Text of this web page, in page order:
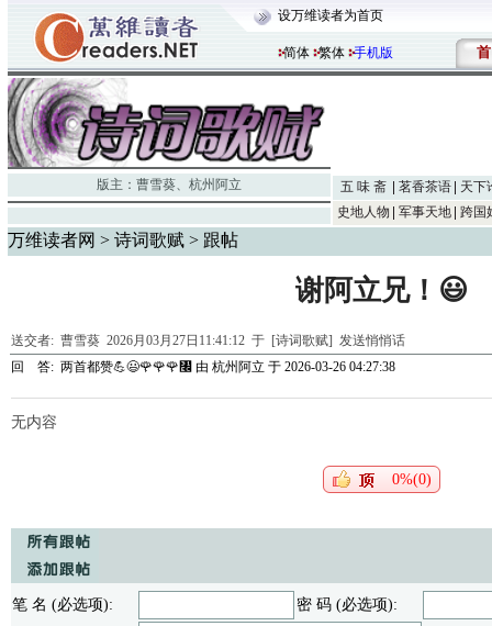
设万维读者为首页
简体 繁体 手机版 首
版主： 曹雪葵、 杭州阿立 五 味 斋 茗香茶语
天下
史地人物
军事天地 跨国
万维读者网 > 诗词歌赋 > 跟帖
谢阿立兄！😃
送交者: 曹雪葵 2026月03月27日11:41:12 于 [诗词歌赋] 发送悄悄话
回 答: 两首都赞💪😃🌹🌹🌹㇬ 由 杭州阿立 于 2026-03-26 04:27:38
无内容
0%(0)
笔 名 (必选项):
密 码 (必选项):